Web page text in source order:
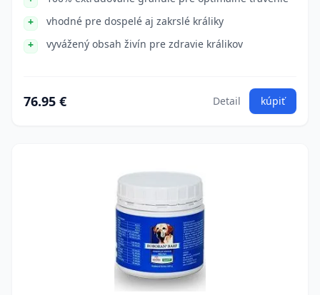
vhodné pre dospelé aj zakrslé králiky
vyvážený obsah živín pre zdravie králikov
76.95 € Detail kúpiť